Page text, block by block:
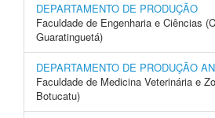
DEPARTAMENTO DE PRODUÇÃO
Faculdade de Engenharia e Ciências
Guaratinguetá)
DEPARTAMENTO DE PRODUÇÃO
Faculdade de Medicina Veterinária e
Botucatu)